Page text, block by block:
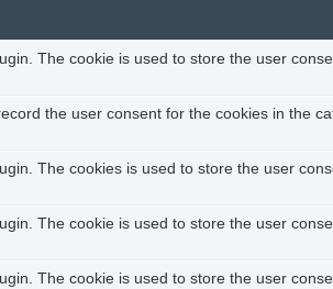
The cookie is used to store the user
the user consent for the cookies in the
The cookies is used to store the user
The cookie is used to store the user
The cookie is used to store the user